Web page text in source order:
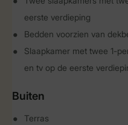
eerste verdieping
Bedden voorzien van
Slaapkamer met twee 1-
en tv op de eerste
Buiten
Terras